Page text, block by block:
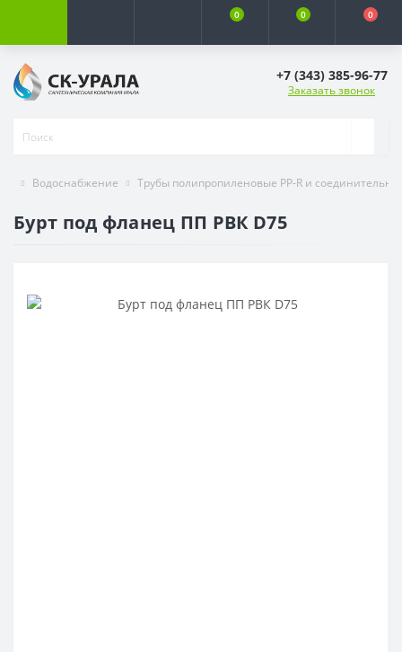
0 0 0
+7 (343) 385-96-77
Заказать звонок
Водоснабжение Трубы полипропиленовые PP-R и
Бурт под фланец ПП РВК D75